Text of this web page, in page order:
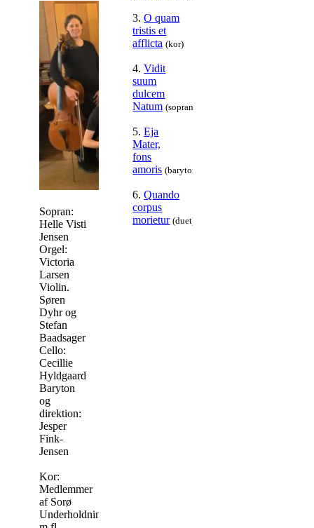
Sopran:
Helle Visti
Jensen
Orgel:
Victoria
Larsen
Violin.
Søren
Dyhr og
Stefan
Baadsager
Cello:
Cecillie
Hyldgaard
Baryton
og
direktion:
Jesper
Fink-
Jensen
Kor:
Medlemmer
af Sorø
Underholdningskor
3.O quam
tristis et
afflicta (kor)
4.Vidit
suum
dulcem
Natum (sopran)
5.Eja
Mater,
fons
amoris (baryton)
6.Quando
corpus
morietur (duet)